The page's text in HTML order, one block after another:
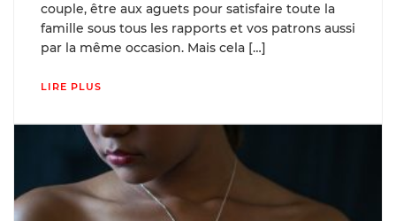
couple, être aux aguets pour satisfaire toute la
famille sous tous les rapports et vos patrons aussi
par la même occasion. Mais cela […]
LIRE PLUS